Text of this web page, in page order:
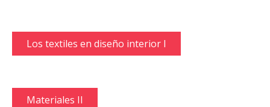
Los textiles en diseño interior I
Materiales II